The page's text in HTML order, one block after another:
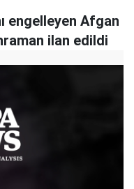
engelleyen Afgan
ilan edildi